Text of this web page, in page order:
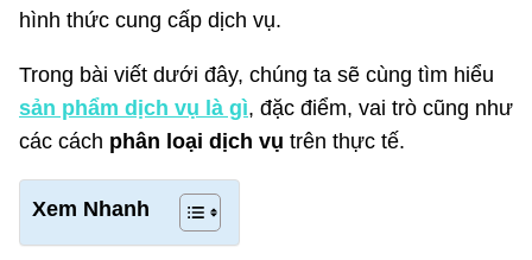
hình thức cung cấp dịch vụ.
Trong bài viết dưới đây, chúng ta sẽ cùng tìm hiểu
sản phẩm dịch vụ là gì, đặc điểm, vai trò cũng như
các cách phân loại dịch vụ trên thực tế.
Xem Nhanh